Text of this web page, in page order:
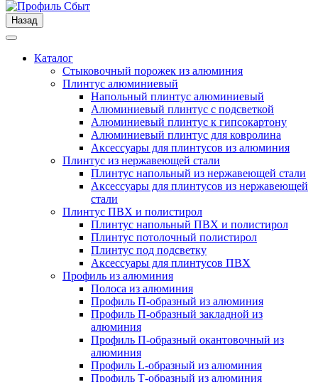
Назад
Каталог
Стыковочный порожек из алюминия
Плинтус алюминиевый
Напольный плинтус алюминиевый
Алюминиевый плинтус с подсветкой
Алюминиевый плинтус к гипсокартону
Алюминиевый плинтус для ковролина
Аксессуары для плинтусов из алюминия
Плинтус из нержавеющей стали
Плинтус напольный из нержавеющей стали
Аксессуары для плинтусов из нержавеющей
стали
Плинтус ПВХ и полистирол
Плинтус напольный ПВХ и полистирол
Плинтус потолочный полистирол
Плинтус под подсветку
Аксессуары для плинтусов ПВХ
Профиль из алюминия
Полоса из алюминия
Профиль П-образный из алюминия
Профиль П-образный закладной из
алюминия
Профиль П-образный окантовочный из
алюминия
Профиль L-образный из алюминия
Профиль Т-образный из алюминия